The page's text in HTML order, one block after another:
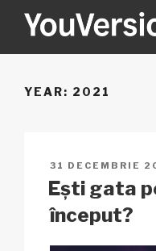
YEAR: 2021
PUBLICAT
PE
31 DECEMBRIE
Ești gata
început?